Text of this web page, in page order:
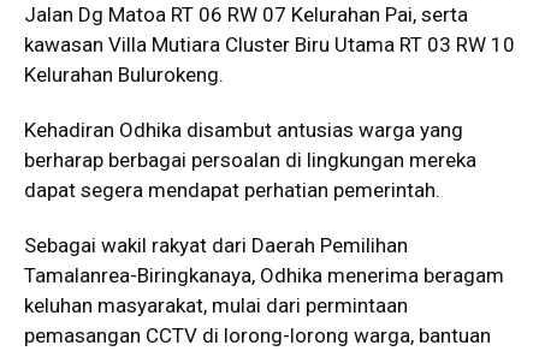
Jalan Dg Matoa RT 06 RW 07 Kelurahan Pai, serta
kawasan Villa Mutiara Cluster Biru Utama RT 03 RW 10
Kelurahan Bulurokeng.
Kehadiran Odhika disambut antusias warga yang
berharap berbagai persoalan di lingkungan mereka
dapat segera mendapat perhatian pemerintah.
Sebagai wakil rakyat dari Daerah Pemilihan
Tamalanrea-Biringkanaya, Odhika menerima beragam
keluhan masyarakat, mulai dari permintaan
pemasangan CCTV di lorong-lorong warga, bantuan